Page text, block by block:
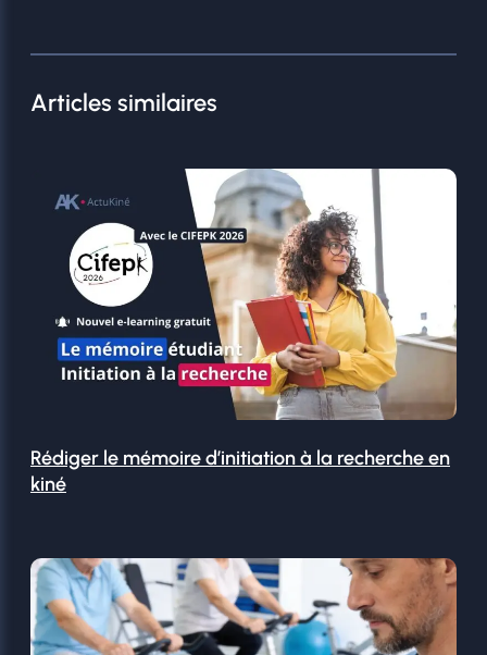
Articles similaires
Rédiger le mémoire d’initiation à la recherche en
kiné